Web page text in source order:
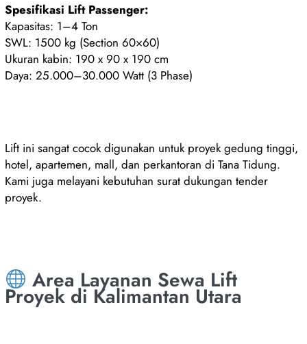
Spesifikasi Lift Passenger:
Kapasitas: 1–4 Ton
SWL: 1500 kg (Section 60×60)
Ukuran kabin: 190 x 90 x 190 cm
Daya: 25.000–30.000 Watt (3 Phase)
Lift ini sangat cocok digunakan untuk proyek gedung tinggi,
hotel, apartemen, mall, dan perkantoran di Tana Tidung.
Kami juga melayani kebutuhan surat dukungan tender
proyek.
Area Layanan Sewa Lift
Proyek di Kalimantan Utara